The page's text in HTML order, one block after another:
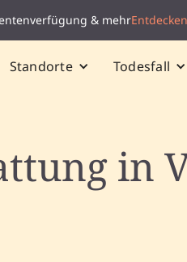
& mehr
Standorte Todesfall
in